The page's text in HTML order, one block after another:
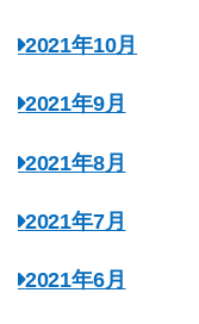
2021年10月
2021年9月
2021年8月
2021年7月
2021年6月